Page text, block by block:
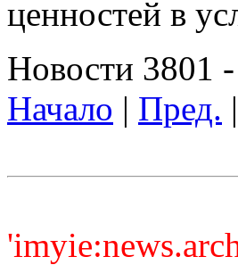
ценностей в
Новости 3801
Начало | Пред. |